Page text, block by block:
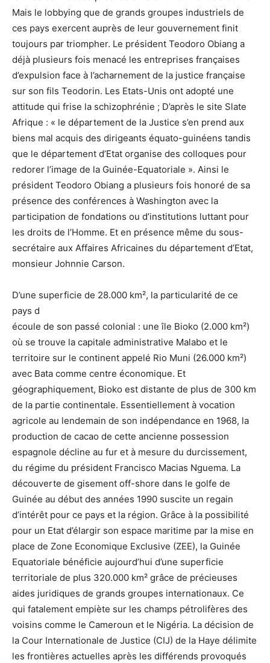
Mais le lobbying que de grands groupes industriels de
ces pays exercent auprès de leur gouvernement finit
toujours par triompher. Le président Teodoro Obiang a
déjà plusieurs fois menacé les entreprises françaises
d’expulsion face à l’acharnement de la justice française
sur son fils Teodorin. Les Etats-Unis ont adopté une
attitude qui frise la schizophrénie ; D’après le site Slate
Afrique : « le département de la Justice s’en prend aux
biens mal acquis des dirigeants équato-guinéens tandis
que le département d’Etat organise des colloques pour
redorer l’image de la Guinée-Equatoriale ». Ainsi le
président Teodoro Obiang a plusieurs fois honoré de sa
présence des conférences à Washington avec la
participation de fondations ou d’institutions luttant pour
les droits de l’Homme. Et en présence même du sous-
secrétaire aux Affaires Africaines du département d’Etat,
monsieur Johnnie Carson.
D’une superficie de 28.000 km², la particularité de ce
pays d
écoule de son passé colonial : une île Bioko (2.000 km²)
où se trouve la capitale administrative Malabo et le
territoire sur le continent appelé Rio Muni (26.000 km²)
avec Bata comme centre économique. Et
géographiquement, Bioko est distante de plus de 300 km
de la partie continentale. Essentiellement à vocation
agricole au lendemain de son indépendance en 1968, la
production de cacao de cette ancienne possession
espagnole décline au fur et à mesure du durcissement,
du régime du président Francisco Macias Nguema. La
découverte de gisement off-shore dans le golfe de
Guinée au début des années 1990 suscite un regain
d’intérêt pour ce pays et la région. Grâce à la possibilité
pour un Etat d’élargir son espace maritime par la mise en
place de Zone Economique Exclusive (ZEE), la Guinée
Equatoriale bénéficie aujourd’hui d’une superficie
territoriale de plus 320.000 km² grâce de précieuses
aides juridiques de grands groupes internationaux. Ce
qui fatalement empiète sur les champs pétrolifères des
voisins comme le Cameroun et le Nigéria. La décision de
la Cour Internationale de Justice (CIJ) de la Haye délimite
les frontières actuelles après les différends provoqués